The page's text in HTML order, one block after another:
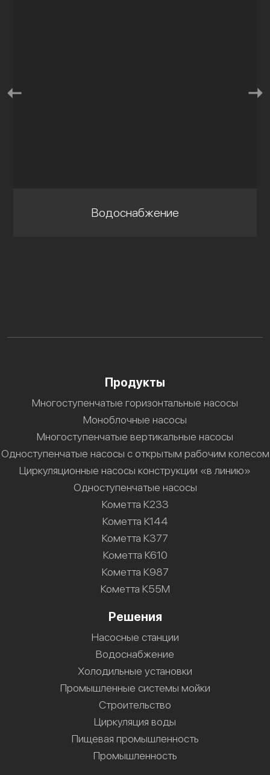
Водоснабжение
Продукты
Многоступенчатые горизонтальные насосы
Моноблочные насосы
Многоступенчатые вертикальные насосы
Одноступенчатые насосы с открытым рабочим колесом
Циркуляционные насосы конструкции «в линию»
Одноступенчатые насосы
Кометта К233
Кометта К144
Кометта К377
Кометта К610
Кометта К987
Кометта К55М
Решения
Насосные станции
Водоснабжение
Холодильные установки
Промышленные системы мойки
Строительство
Циркуляция воды
Пищевая промышленность
Промышленность